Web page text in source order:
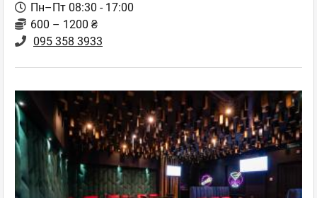
Пн–Пт 08:30 - 17:00
600 – 1200 ₴
095 358 3933